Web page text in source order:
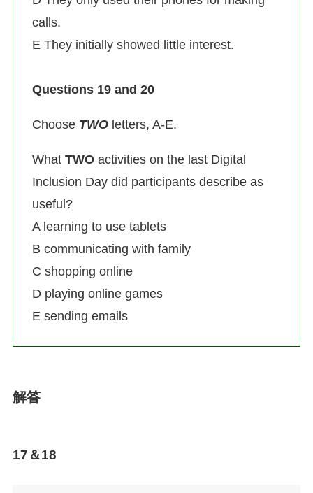
calls.
E They initially showed little interest.
Questions 19 and 20
Choose TWOletters, A-E.
What TWOactivities on the last Digital
Inclusion Day did participants describe as
useful?
A learning to use tablets
B communicating with family
C shopping online
D playing online games
E sending emails
解答
17＆18